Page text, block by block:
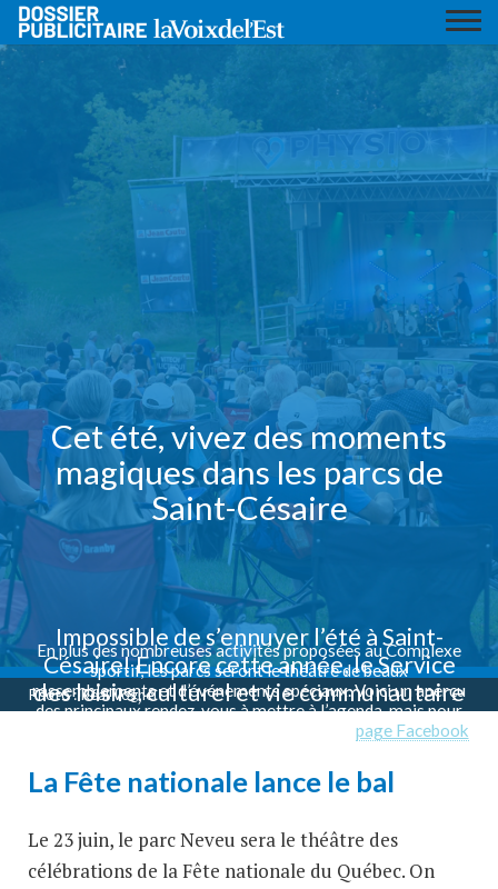
Cet été, vivez des moments
magiques dans les parcs de
Saint-Césaire
Impossible de s’ennuyer l’été à Saint-
Césaire! Encore cette année, le Service
des loisirs, culturel et vie communautaire
vous a concocté une programmation
variée, de quoi satisfaire tous les goûts!
En plus des nombreuses activités proposées au Complexe
sportif, les parcs seront le théâtre de beaux
rassemblements et d’événements spéciaux. Voici un aperçu
des principaux rendez-vous à mettre à l’agenda, mais pour
page Facebook
Photo : Réal Voghel
La Fête nationale lance le bal
Le 23 juin, le parc Neveu sera le théâtre des
célébrations de la Fête nationale du Québec. On